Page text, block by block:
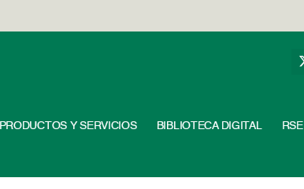
PRODUCTOS Y SERVICIOS BIBLIOTECA DIGITAL RSE